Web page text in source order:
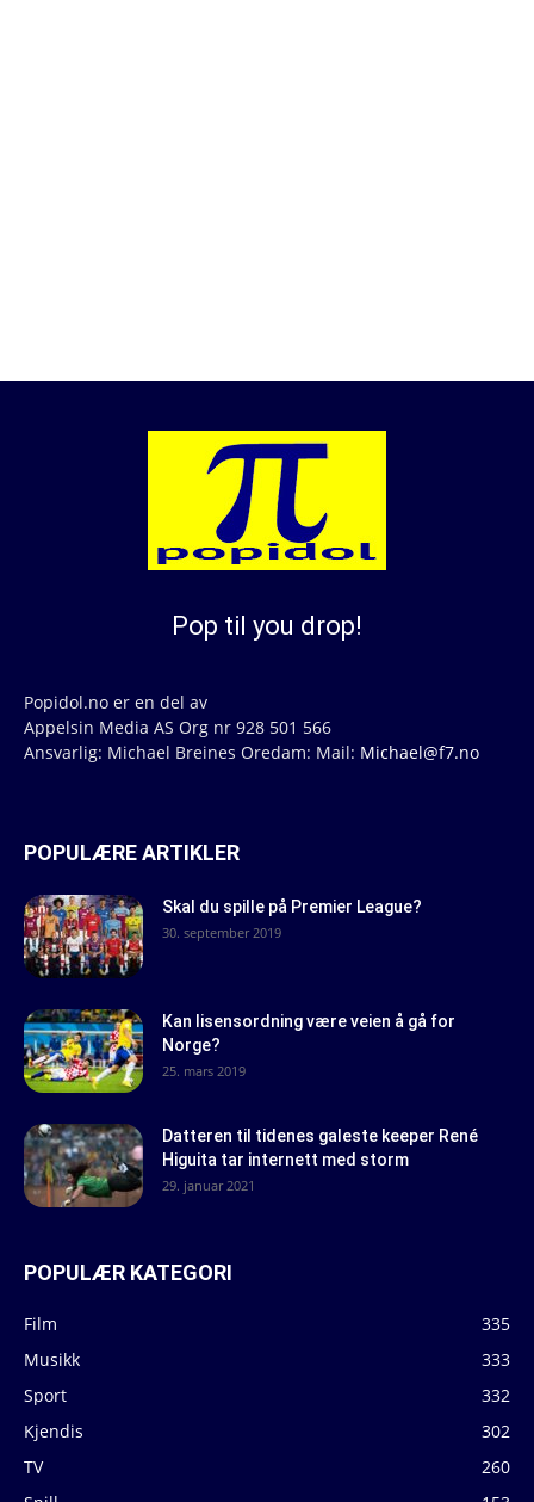
Pop til you drop!
Popidol.no er en del av
Appelsin Media AS Org nr 928 501 566
Ansvarlig: Michael Breines Oredam: Mail: Michael@f7.no
POPULÆRE ARTIKLER
Skal du spille på Premier League?
30. september 2019
Kan lisensordning være veien å gå for
Norge?
25. mars 2019
Datteren til tidenes galeste keeper René
Higuita tar internett med storm
29. januar 2021
POPULÆR KATEGORI
Film
335
Musikk
333
Sport
332
Kjendis
302
TV
260